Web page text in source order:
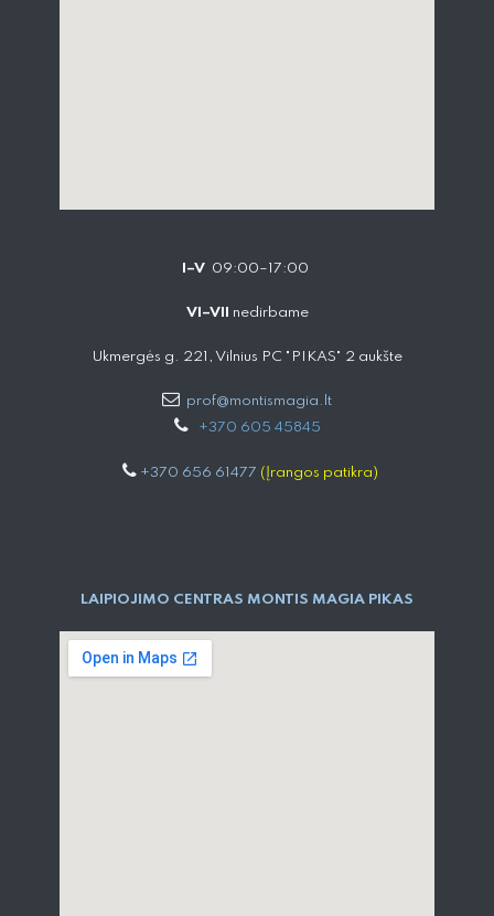
I–V 09:00–17:00
VI–VII nedirbame
Ukmergės g. 221, Vilnius PC "PIKAS" 2 aukšte
prof@montismagia.lt
+370 605 4584​5
+370 656 61477 (Įrangos patikra)
LAIPIOJIMO CENTRAS MONTIS MAGIA PIKAS